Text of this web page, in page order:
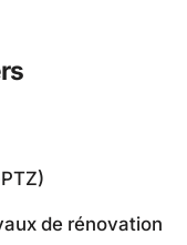
de rénovation